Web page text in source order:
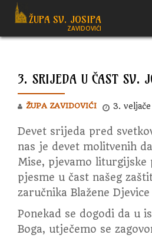
to
ŽUPA SV. JOSIPA
ZAVIDOVIĆI
3. SRIJEDA U ČAST SV.
ŽUPA ZAVIDOVIĆI 3.
Devet srijeda pred
nas je devet molitvenih
Mise, pjevamo liturgijske
pjesme u čast našeg
zaručnika Blažene
Ponekad se dogodi da u
Boga, utječemo se